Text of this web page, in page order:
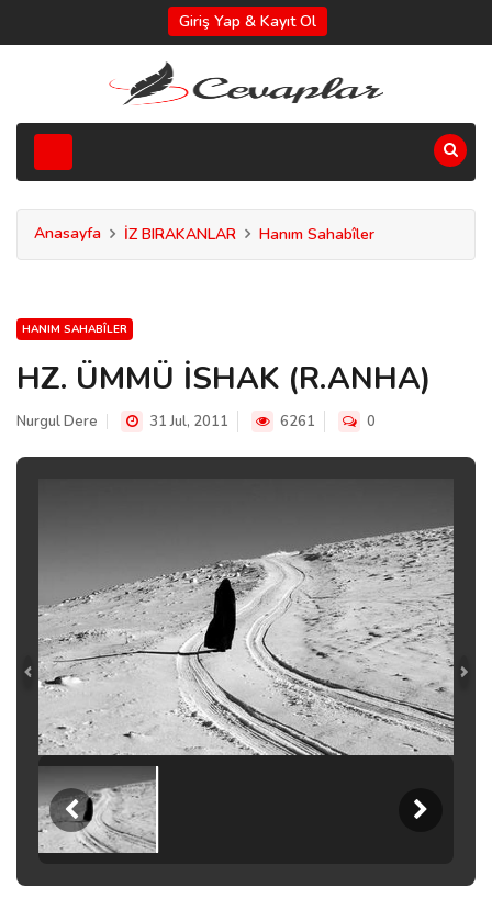
Giriş Yap & Kayıt Ol
Anasayfa İZ BIRAKANLAR Hanım Sahabîler
HANIM SAHABÎLER
HZ. ÜMMÜ İSHAK (R.ANHA)
Nurgul Dere 31 Jul, 2011 6261 0